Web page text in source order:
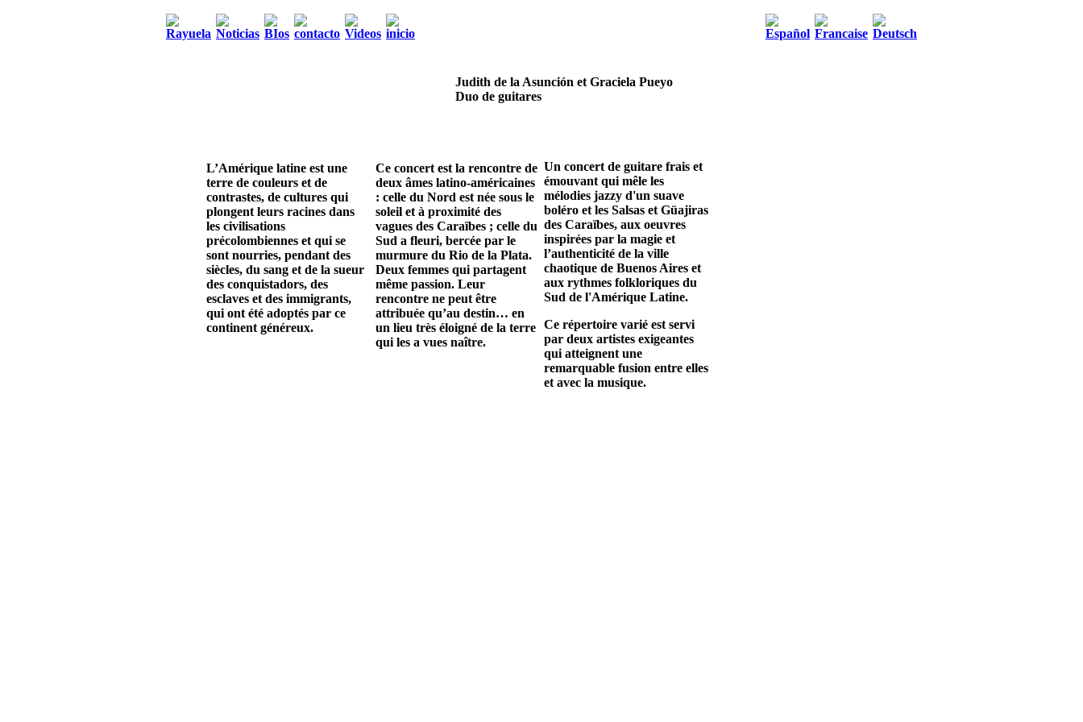
Judith de la Asunción et Graciela Pueyo
Duo de guitares
L’Amérique latine est une
terre de couleurs et de
contrastes, de cultures qui
plongent leurs racines dans
les civilisations
précolombiennes et qui se
sont nourries, pendant des
siècles, du sang et de la sueur
des conquistadors, des
esclaves et des immigrants,
qui ont été adoptés par ce
continent généreux.
Ce concert est la rencontre de
deux âmes latino-américaines
: celle du Nord est née sous le
soleil et à proximité des
vagues des Caraïbes ; celle du
Sud a fleuri, bercée par le
murmure du Rio de la Plata.
Deux femmes qui partagent
même passion. Leur
rencontre ne peut être
attribuée qu’au destin… en
un lieu très éloigné de la terre
qui les a vues naître.
Un concert de guitare frais et
émouvant qui mêle les
mélodies jazzy d'un suave
boléro et les Salsas et Güajiras
des Caraïbes, aux oeuvres
inspirées par la magie et
l’authenticité de la ville
chaotique de Buenos Aires et
aux rythmes folkloriques du
Sud de l'Amérique Latine.
Ce répertoire varié est servi
par deux artistes exigeantes
qui atteignent une
remarquable fusion entre elles
et avec la musique.